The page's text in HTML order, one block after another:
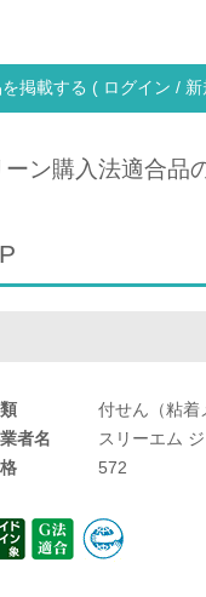
掲載する ( ログイン / 新
ーン購入法適合品
付せん（粘着
者名
スリーエム
572